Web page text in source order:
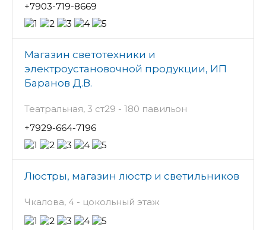
+7903-719-8669
Магазин светотехники и
электроустановочной продукции, ИП
Баранов Д.В.
Театральная, 3 ст29 - 180 павильон
+7929-664-7196
Люстры, магазин люстр и светильников
Чкалова, 4 - цокольный этаж